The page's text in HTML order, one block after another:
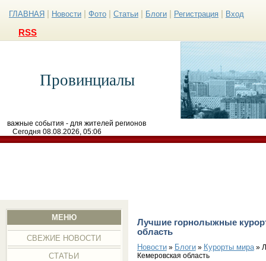
ГЛАВНАЯ Новости Фото Статьи Блоги Регистрация Вход
RSS
Провинциалы
важные события - для жителей регионов
Сегодня 08.08.2026, 05:06
МЕНЮ
СВЕЖИЕ НОВОСТИ
СТАТЬИ
Лучшие горнолыжные
область
Новости» Блоги» Курорты мира»
Кемеровская область